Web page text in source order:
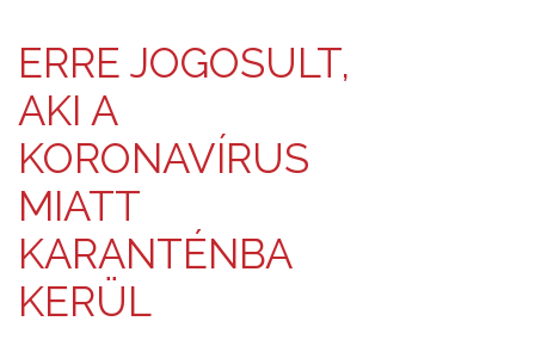
ERRE JOGOSULT,
AKI A
KORONAVÍRUS
MIATT
KARANTÉNBA
KERÜL